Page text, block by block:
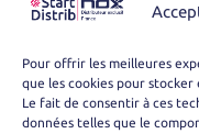
Pour offrir les meilleures
que les cookies pour
Le fait de consentir à ces
données telles que le